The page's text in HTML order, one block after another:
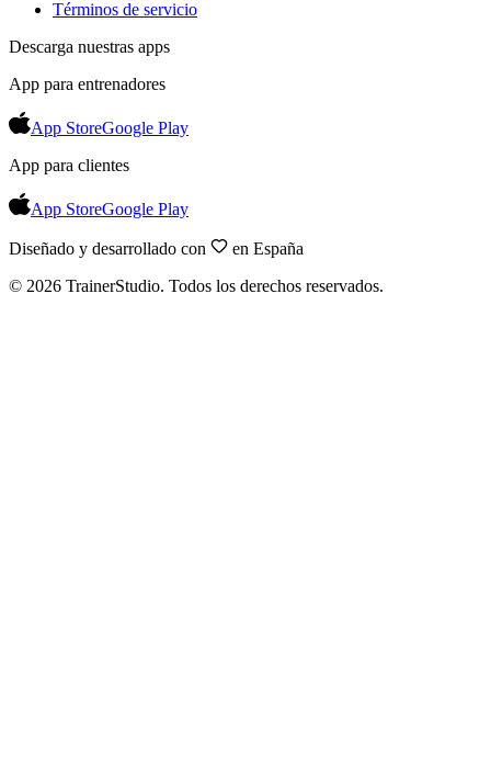
Términos de servicio
Descarga nuestras apps
App para entrenadores
App StoreGoogle Play
App para clientes
App StoreGoogle Play
Diseñado y desarrollado con
en España
© 2026 TrainerStudio. Todos los derechos reservados.